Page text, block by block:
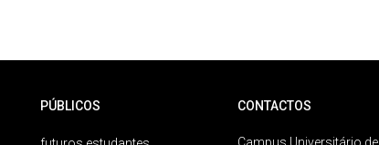
PÚBLICOS CONTACTOS